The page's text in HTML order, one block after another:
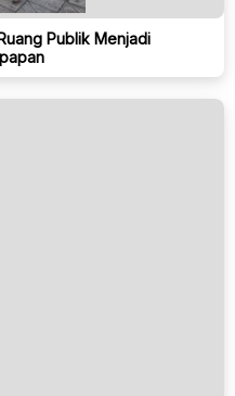
Publik Menjadi